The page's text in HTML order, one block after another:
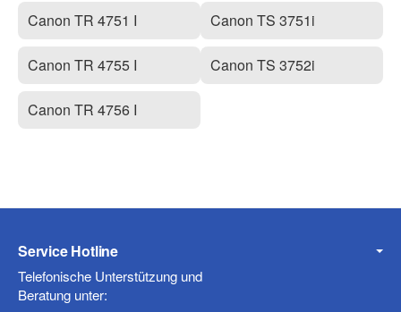
Canon TR 4751 I
Canon TR 4755 I
Canon TR 4756 I
Canon TS 3751i
Canon TS 3752i
Service Hotline
Telefonische Unterstützung und
Beratung unter: